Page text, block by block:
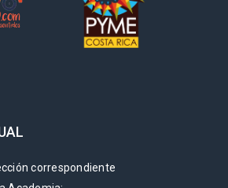
correspondiente